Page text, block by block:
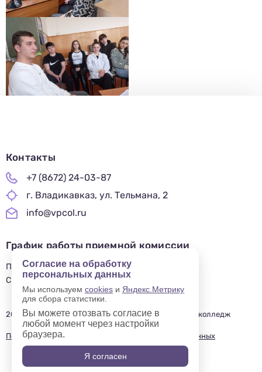
2019—2025 © Владикавказский профессиональный колледж
Политика в отношении обработки персональных данных
Контакты
+7 (8672) 24-03-87
г. Владикавказ, ул. Тельмана, 2
info@vpcol.ru
График работы приемной комиссии
ПН-ПТ 09:00-17:00
СБ-ВС — ВЫХОДНОЙ
Согласие на обработку
персональных данных
Мы используем cookies и Яндекс.Метрику
для сбора статистики.
Вы можете отозвать согласие в
любой момент через настройки
браузера.
Я согласен